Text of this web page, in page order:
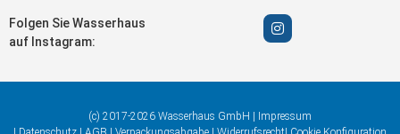
Folgen Sie Wasserhaus
auf Instagram:
(c) 2017-2026 Wasserhaus GmbH |
Impressum